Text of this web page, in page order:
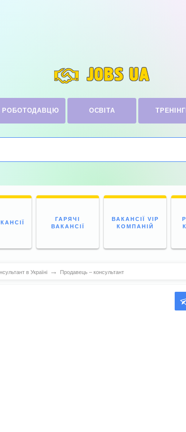
JOBS UA
РОБОТОДАВЦЮ ОСВІТА
ГАРЯЧІ
ВАКАНСІЇ
ВАКАНСІЇ VIP
КОМПАНІЙ
в Україні → Продавець – консультант